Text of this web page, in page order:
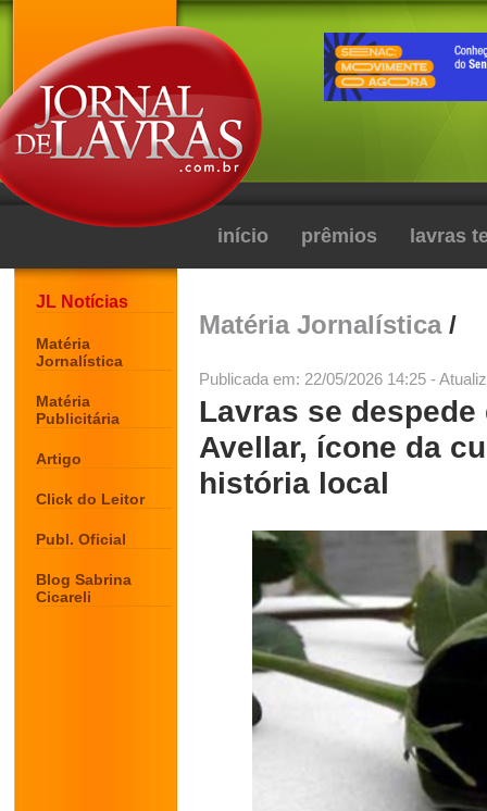
início prêmios lavras
JL Notícias
Matéria
Jornalística
Matéria
Publicitária
Artigo
Click do Leitor
Publ. Oficial
Blog Sabrina
Cicareli
Matéria Jornalística/
Publicada em: 22/05/2026 14:25 -
Lavras se
Avellar, ícone da
história local